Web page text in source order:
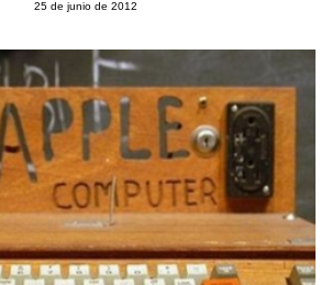
25 de junio de 2012